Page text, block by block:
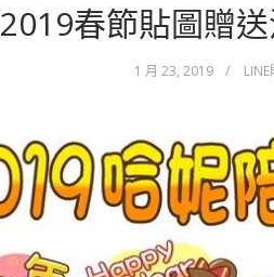
2019春節貼圖贈送
1 月 23, 2019 / LINE